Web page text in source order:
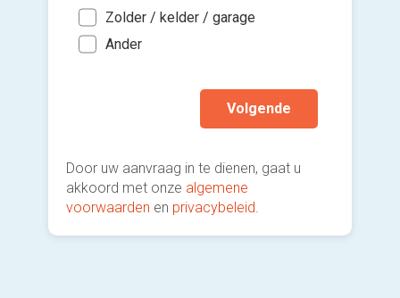
Zolder / kelder / garage
Ander
Volgende
Door uw aanvraag in te dienen, gaat u
akkoord met onze algemene
voorwaarden en privacybeleid